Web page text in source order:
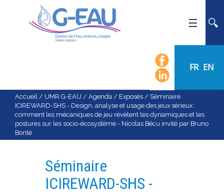
FR EN
ACTUALITÉS
AGENDA
CALENDRIER DES ÉVÈNEMENTS
ORGANIGRAMME
Accueil / UMR G-EAU / Agenda / Exposés / Séminaire
ICIREWARD-SHS - Design, analyse et usage des jeux sérieux :
comment les mécaniques de jeu révèlent les dynamiques et les
postures sur les socio-écosystème - Nicolas Bécu invité par Bruno
Bonté
Séminaire
ICIREWARD-SHS -